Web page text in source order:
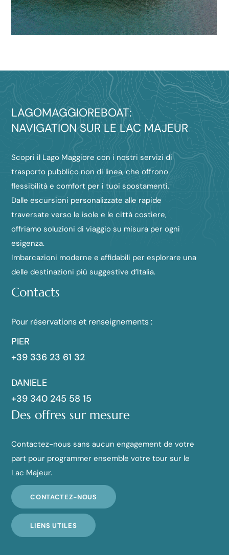
LAGOMAGGIOREBOAT:
NAVIGATION SUR LE LAC MAJEUR
Scopri il Lago Maggiore con i nostri servizi di
trasporto pubblico non di linea, che offrono
flessibilità e comfort per i tuoi spostamenti.
Dalle escursioni personalizzate alle rapide
traversate verso le isole e le città costiere,
offriamo soluzioni di viaggio su misura per ogni
esigenza.
Imbarcazioni moderne e affidabili per esplorare una
delle destinazioni più suggestive d’Italia.
Contacts
Pour réservations et renseignements :
PIER
+39 336 23 61 32
DANIELE
+39 340 245 58 15
Des offres sur mesure
Contactez-nous sans aucun engagement de votre
part pour programmer ensemble votre tour sur le
Lac Majeur.
CONTACTEZ-NOUS
LIENS UTILES